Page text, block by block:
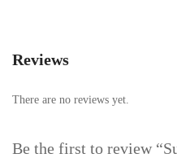
Reviews
There are no reviews yet.
Be the first to review